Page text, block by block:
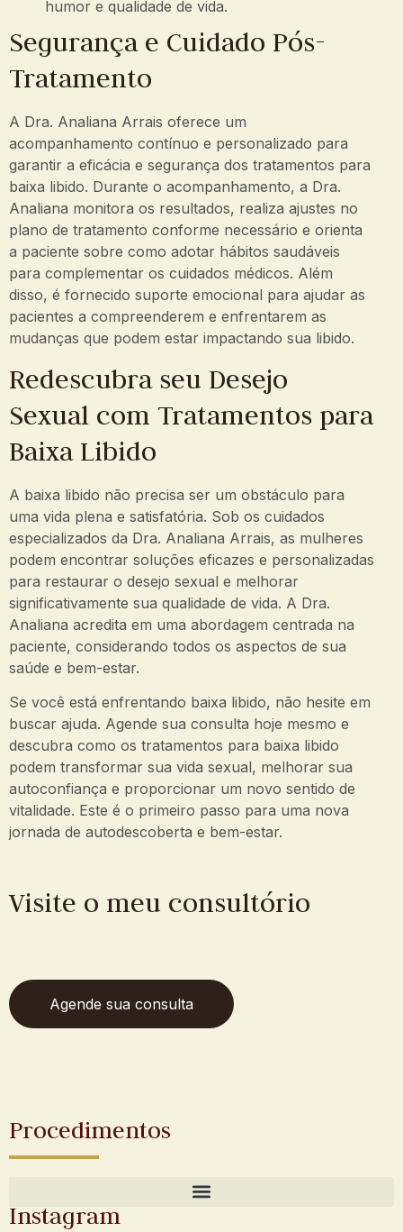
humor e qualidade de vida.
Segurança e Cuidado Pós-
Tratamento
A Dra. Analiana Arrais oferece um
acompanhamento contínuo e personalizado para
garantir a eficácia e segurança dos tratamentos para
baixa libido. Durante o acompanhamento, a Dra.
Analiana monitora os resultados, realiza ajustes no
plano de tratamento conforme necessário e orienta
a paciente sobre como adotar hábitos saudáveis
para complementar os cuidados médicos. Além
disso, é fornecido suporte emocional para ajudar as
pacientes a compreenderem e enfrentarem as
mudanças que podem estar impactando sua libido.
Redescubra seu Desejo
Sexual com Tratamentos para
Baixa Libido
A baixa libido não precisa ser um obstáculo para
uma vida plena e satisfatória. Sob os cuidados
especializados da Dra. Analiana Arrais, as mulheres
podem encontrar soluções eficazes e personalizadas
para restaurar o desejo sexual e melhorar
significativamente sua qualidade de vida. A Dra.
Analiana acredita em uma abordagem centrada na
paciente, considerando todos os aspectos de sua
saúde e bem-estar.
Se você está enfrentando baixa libido, não hesite em
buscar ajuda. Agende sua consulta hoje mesmo e
descubra como os tratamentos para baixa libido
podem transformar sua vida sexual, melhorar sua
autoconfiança e proporcionar um novo sentido de
vitalidade. Este é o primeiro passo para uma nova
jornada de autodescoberta e bem-estar.
Visite o meu consultório
Agende sua consulta
Procedimentos
Instagram